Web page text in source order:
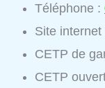
Téléphone :
Site internet
CETP de
CETP